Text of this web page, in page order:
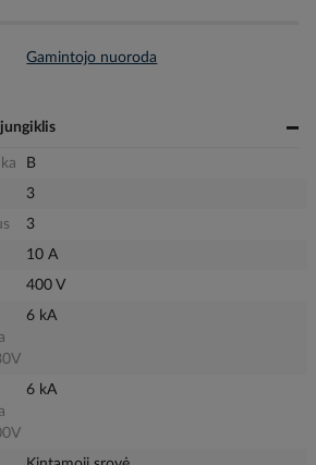
Gamintojo nuoroda
B
3
3
10 A
400 V
6 kA
6 kA